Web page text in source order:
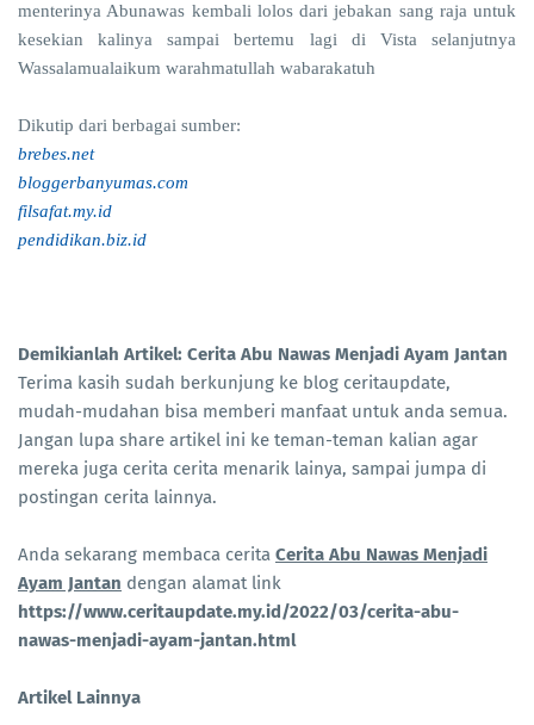
menterinya Abunawas kembali lolos dari jebakan sang raja untuk
kesekian kalinya sampai bertemu lagi di Vista selanjutnya
Wassalamualaikum warahmatullah wabarakatuh
Dikutip dari berbagai sumber:
brebes.net
bloggerbanyumas.com
filsafat.my.id
pendidikan.biz.id
Demikianlah Artikel: Cerita Abu Nawas Menjadi Ayam Jantan
Terima kasih sudah berkunjung ke blog ceritaupdate,
mudah-mudahan bisa memberi manfaat untuk anda semua.
Jangan lupa share artikel ini ke teman-teman kalian agar
mereka juga cerita cerita menarik lainya, sampai jumpa di
postingan cerita lainnya.
Anda sekarang membaca cerita Cerita Abu Nawas Menjadi
Ayam Jantan dengan alamat link
https://www.ceritaupdate.my.id/2022/03/cerita-abu-
nawas-menjadi-ayam-jantan.html
Artikel Lainnya